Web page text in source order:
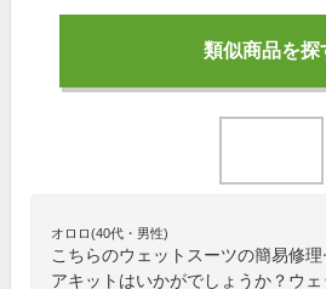
類似商品を探
オロロ(40代・男性)
こちらのウェットスーツの簡易修
アキットはいかがでしょうか？ウ